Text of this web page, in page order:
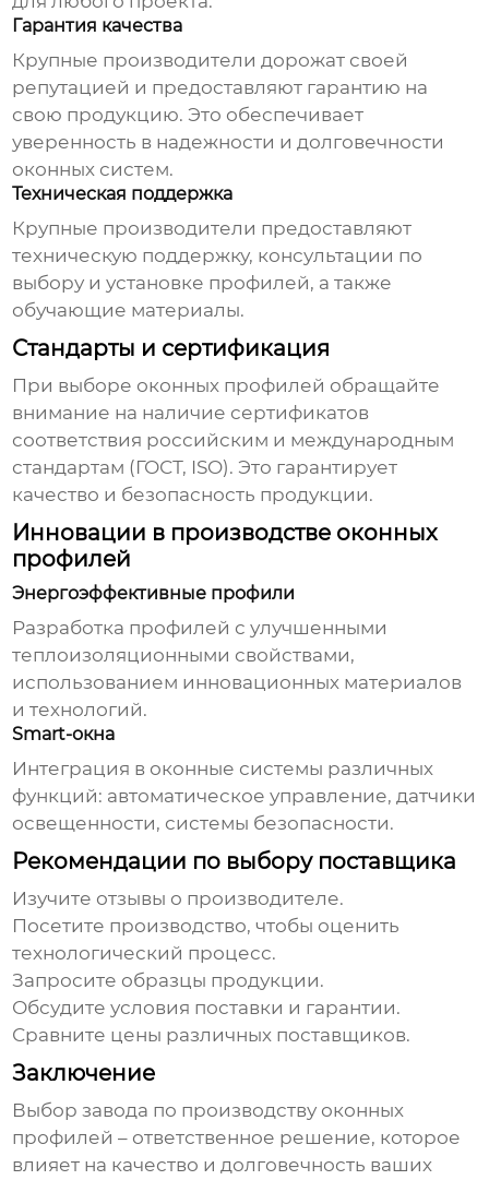
Гарантия качества
Крупные производители дорожат своей
репутацией и предоставляют гарантию на
свою продукцию. Это обеспечивает
уверенность в надежности и долговечности
оконных систем.
Техническая поддержка
Крупные производители предоставляют
техническую поддержку, консультации по
выбору и установке профилей, а также
обучающие материалы.
Стандарты и сертификация
При выборе оконных профилей обращайте
внимание на наличие сертификатов
соответствия российским и международным
стандартам (ГОСТ, ISO). Это гарантирует
качество и безопасность продукции.
Инновации в производстве оконных
профилей
Энергоэффективные профили
Разработка профилей с улучшенными
теплоизоляционными свойствами,
использованием инновационных материалов
и технологий.
Smart-окна
Интеграция в оконные системы различных
функций: автоматическое управление, датчики
освещенности, системы безопасности.
Рекомендации по выбору поставщика
Изучите отзывы о производителе.
Посетите производство, чтобы оценить
технологический процесс.
Запросите образцы продукции.
Обсудите условия поставки и гарантии.
Сравните цены различных поставщиков.
Заключение
Выборзавода по производству оконных
профилей – ответственное решение, которое
влияет на качество и долговечность ваших